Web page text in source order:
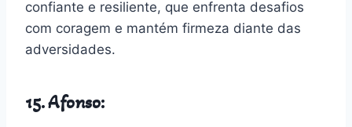
confiante e resiliente, que enfrenta desafios
com coragem e mantém firmeza diante das
adversidades.
15. Afonso: